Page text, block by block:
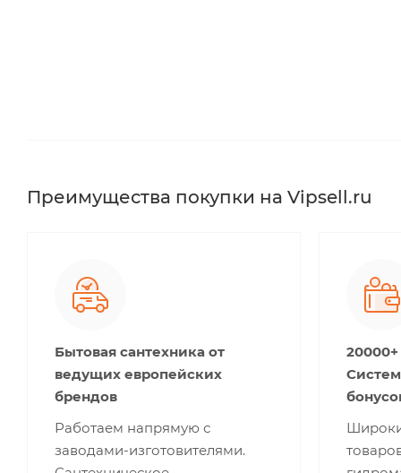
Преимущества покупки на Vipsell.ru
Бытовая сантехника от
ведущих европейских
брендов
Работаем напрямую с
заводами-изготовителями.